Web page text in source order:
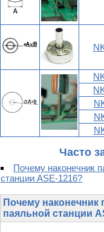
Часто
Почему наконечник
станции ASE-1216?
Почему наконечник
паяльной станции